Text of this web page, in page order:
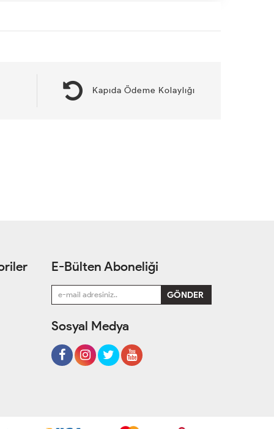
Kapıda Ödeme Kolaylığı
E-Bülten Aboneliği
Sosyal Medya